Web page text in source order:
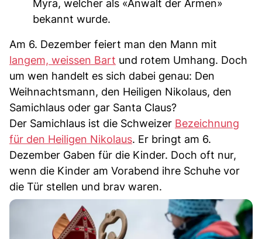
Myra, welcher als «Anwalt der Armen»
bekannt wurde.
Am 6. Dezember feiert man den Mann mit
langem, weissen Bart und rotem Umhang. Doch
um wen handelt es sich dabei genau: Den
Weihnachtsmann, den Heiligen Nikolaus, den
Samichlaus oder gar Santa Claus?
Der Samichlaus ist die Schweizer Bezeichnung
für den Heiligen Nikolaus. Er bringt am 6.
Dezember Gaben für die Kinder. Doch oft nur,
wenn die Kinder am Vorabend ihre Schuhe vor
die Tür stellen und brav waren.